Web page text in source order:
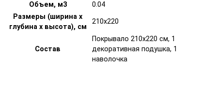
Объем, м3
0.04
Размеры (ширина х
глубина х высота), см
210x220
Состав
Покрывало 210x220 см, 1
декоративная подушка, 1
наволочка